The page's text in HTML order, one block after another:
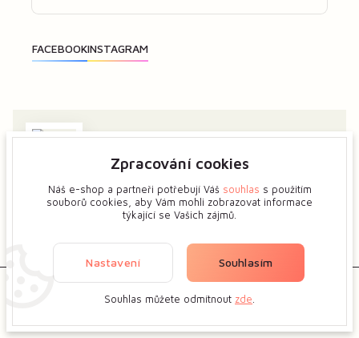
Vložit do košíku
Zajímá vás má tvorba? Dejte mi předem vědět a ukážeme
Zobrazit na mapě
Zpracování cookies
Náš e-shop a partneři potřebují Váš souhlas s použitím
souborů cookies, aby Vám mohli zobrazovat informace
týkající se Vašich zájmů.
Nastavení Souhlasím
Souhlas můžete odmítnout zde.